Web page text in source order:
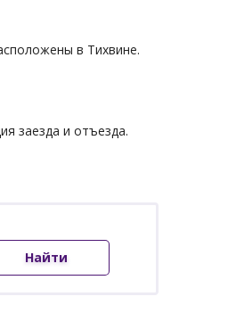
в Тихвине.
заезда и отъезда.
Найти